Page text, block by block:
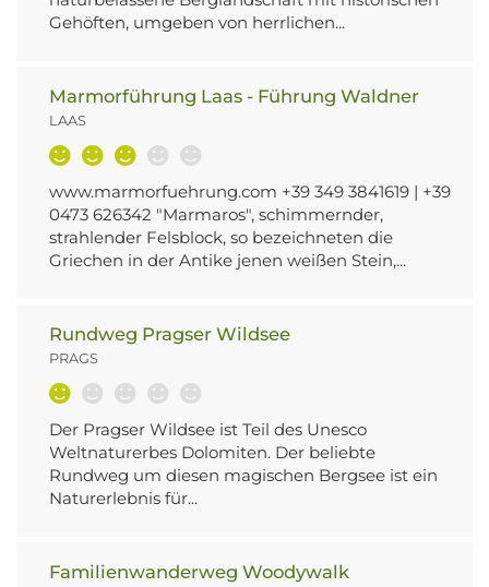
Gehöften, umgeben von herrlichen...
Marmorführung Laas - Führung Waldner
LAAS
www.marmorfuehrung.com +39 349 3841619 | +39
0473 626342 "Marmaros", schimmernder,
strahlender Felsblock, so bezeichneten die
Griechen in der Antike jenen weißen Stein,...
Rundweg Pragser Wildsee
PRAGS
Der Pragser Wildsee ist Teil des Unesco
Weltnaturerbes Dolomiten. Der beliebte
Rundweg um diesen magischen Bergsee ist ein
Naturerlebnis für...
Familienwanderweg Woodywalk